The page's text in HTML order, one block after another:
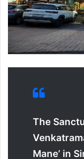
The
Mane’ in